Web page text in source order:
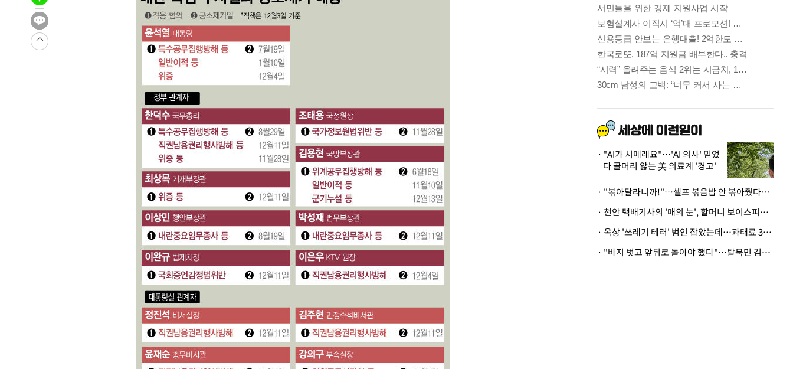
운드는 임시"
-18893초 전 >
"낮 기온 소폭 하락"…수도권 폭염중대경보, 폭염경보로 하향
-18857초 전 >
[속보]이 대통령, '호우피해' 안동·의성 관할 4개 면 특별재난지역
선포
-18820초 전 >
[단독]중수청 지원 검사들, 정원 초과 시 낮은 계급 임용…희망지 못
갈 수도
낮 최고 37도 찜통더위…곳곳 소나기·강원 많은 비[내일날씨]
SK하이닉스, 용인·청주 팹에 54조 투자…"AI 메모리 수요 선제 대
여자배구 이재영·이다영 자매, 아제르바이잔 투란VC 입단
외국인 심판 성 접대 7경기 들여다보니…한국 축구 '5승 2무'
[속보]코스닥, 2.86포인트(0.36%) 내린 798.81마감
[속보]코스피, 6200선 약보합…0.60% 내린 6258.77에 마쳐
[속보]원·달러 환율, 7.7원 내린 1416.1원 마감
[속보] 노원서 40.1도 관측…서울, 2018년 이후 첫 40도
[속보]종합특검, '계엄 수용공간 확보' 신용해 前교정본부장 기소
외신들도 주목한 韓축구 파문…"국민적 공분에 수사 재개"
11시간 압수수색에 성접대 파문까지…'쑥대밭' 된 축구협회
[속보]규제합리화위원회 부위원장에 김태유 서울대 공대 교수…이병
[속보]국힘 윤리위, '돌려차기 발언' 진종오·서범수 징계 절차 개시
[속보] 7월 중국 수출 23.9%↑ 수입 27.5%↑…무역총액 25.3%↑
[속보]'채상병 순직 책임' 임성근, 항소심도 징역 3년
"AI가 치매래요"…'AI 의사' 믿었
다 골머리 앓는 美 의료계 '경고'
· "볶아달라니까!"…셀프 볶음밥 안 볶아줬다고 사장 폭행한 손님
· 천안 택배기사의 '매의 눈', 할머니 보이스피싱 피해 막아
· 옥상 '쓰레기 테러' 범인 잡았는데…과태료 3만원 처분에 숙박업주 허탈
· "바지 벗고 앞뒤로 돌아야 했다"…탈북민 김서아, 기쁨조 검사 수치심 회상